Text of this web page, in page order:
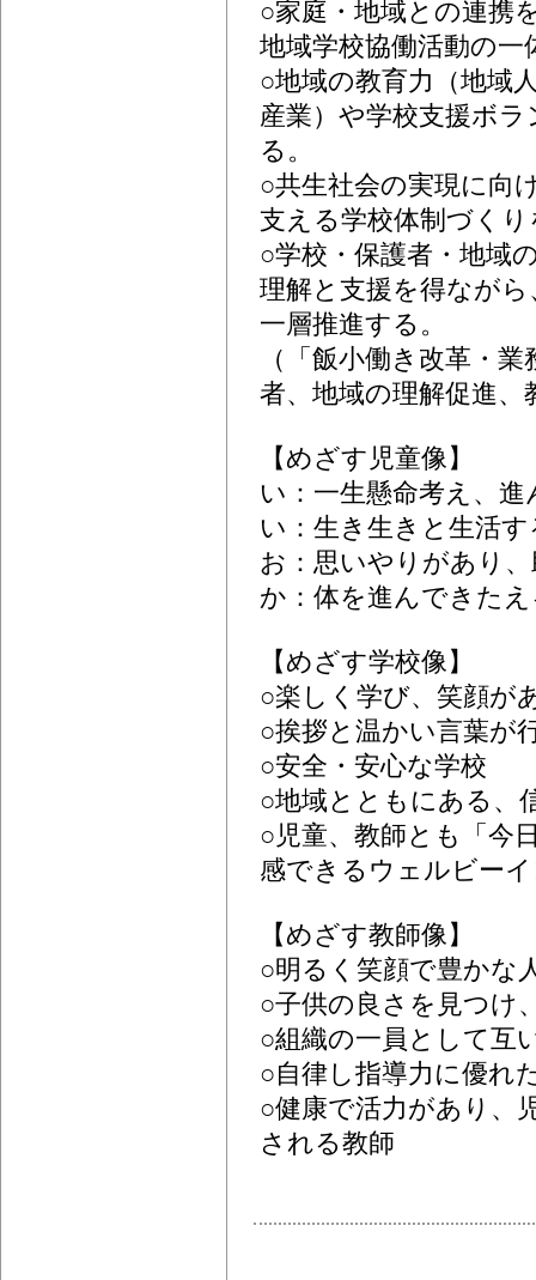
○家庭・地域との連携
地域学校協働活動の一
○地域の教育力（地域
産業）や学校支援ボ
る。
○共生社会の実現に向
支える学校体制づくり
○学校・保護者・地域
理解と支援を得なが
一層推進する。
（「飯小働き改革・
者、地域の理解促進、
【めざす児童像】
い：一生懸命考え、
い：生き生きと生活す
お：思いやりがあり
か：体を進んできた
【めざす学校像】
○楽しく学び、笑顔が
○挨拶と温かい言葉が
○安全・安心な学校
○地域とともにある、
○児童、教師とも「今
感できるウェルビー
【めざす教師像】
○明るく笑顔で豊かな
○子供の良さを見つけ
○組織の一員として互
○自律し指導力に優れ
○健康で活力があり、
される教師